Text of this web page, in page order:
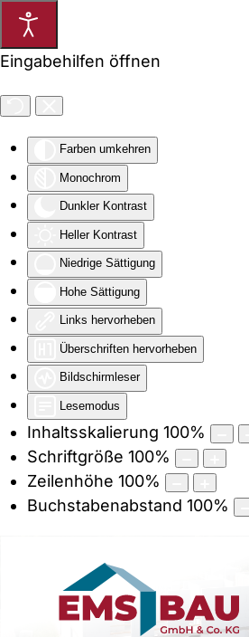
Eingabehilfen öffnen
Farben umkehren
Monochrom
Dunkler Kontrast
Heller Kontrast
Niedrige Sättigung
Hohe Sättigung
Links hervorheben
Überschriften hervorheben
Bildschirmleser
Lesemodus
Inhaltsskalierung 100%
Schriftgröße 100%
Zeilenhöhe 100%
Buchstabenabstand 100%